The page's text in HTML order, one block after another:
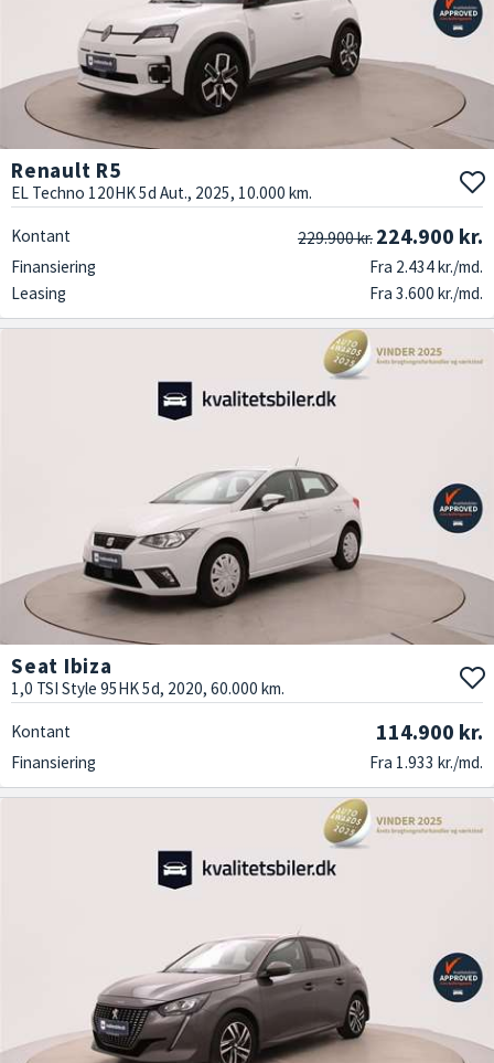
Renault R5
EL Techno 120HK 5d Aut., 2025, 10.000 km.
Kontant 229.900 kr. 224.900 kr.
Finansiering
Fra 2.434 kr./md.
Leasing
Fra 3.600 kr./md.
Seat Ibiza
1,0 TSI Style 95HK 5d, 2020, 60.000 km.
Kontant 114.900 kr.
Finansiering Fra 1.933 kr./md.